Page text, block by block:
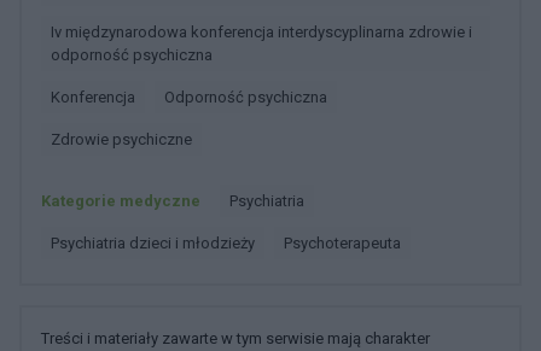
Iv międzynarodowa konferencja interdyscyplinarna zdrowie i
odporność psychiczna
Konferencja Odporność psychiczna
Zdrowie psychiczne
Kategorie medyczne Psychiatria
Psychiatria dzieci i młodzieży Psychoterapeuta
Treści i materiały zawarte w tym serwisie mają charakter